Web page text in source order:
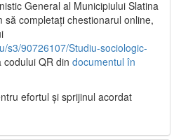
General al Municipiului Slatina
să completați chestionarul online,
s3/90726107/Studiu-sociologic-
QR din documentul în
efortul şi sprijinul acordat